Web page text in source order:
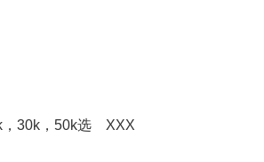
， 30k， 50k选XXX